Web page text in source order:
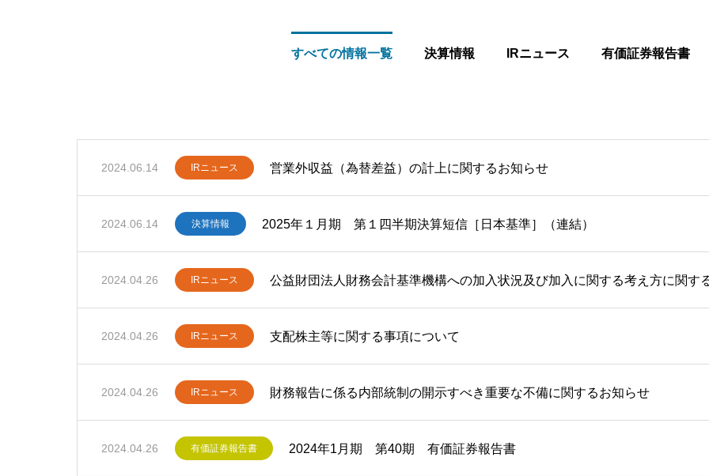
すべての情報一覧 決算情報 IRニュース 有価証券報告書
2024.06.14 IRニュース 営業外収益（為替差益）の計上に関するお知らせ
2024.06.14 決算情報 2025年１月期 第１四半期決算短信［日本基準］（連結）
2024.04.26 IRニュース 公益財団法人財務会計基準機構への加入状況及び加入に関する考え方に関す
2024.04.26 IRニュース 支配株主等に関する事項について
2024.04.26 IRニュース 財務報告に係る内部統制の開示すべき重要な不備に関するお知らせ
2024.04.26 有価証券報告書 2024年1月期 第40期 有価証券報告書